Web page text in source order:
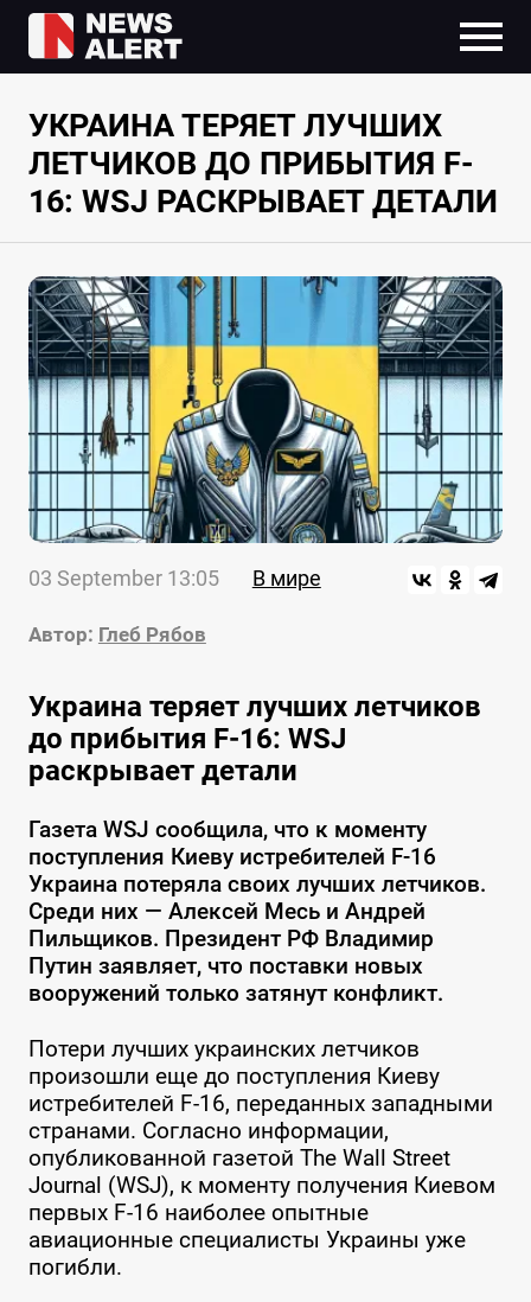
УКРАИНА ТЕРЯЕТ ЛУЧШИХ
ЛЕТЧИКОВ ДО ПРИБЫТИЯ F-
16: WSJ РАСКРЫВАЕТ ДЕТАЛИ
03 September 13:05 В мире
Автор: Глеб Рябов
Украина теряет лучших летчиков
до прибытия F-16: WSJ
раскрывает детали
Газета WSJ сообщила, что к моменту
поступления Киеву истребителей F-16
Украина потеряла своих лучших летчиков.
Среди них — Алексей Месь и Андрей
Пильщиков. Президент РФ Владимир
Путин заявляет, что поставки новых
вооружений только затянут конфликт.
Потери лучших украинских летчиков
произошли еще до поступления Киеву
истребителей F-16, переданных западными
странами. Согласно информации,
опубликованной газетой The Wall Street
Journal (WSJ), к моменту получения Киевом
первых F-16 наиболее опытные
авиационные специалисты Украины уже
погибли.